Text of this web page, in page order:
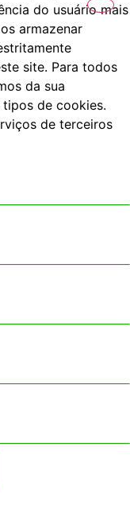
do usuário mais
armazenar
site. Para todos
da sua
de cookies.
de terceiros